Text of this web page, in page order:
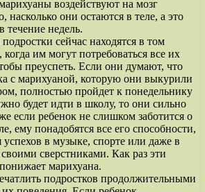
воздействуют на мозг
насколько они остаются в теле, а это
течение недель.
сейчас находятся в том
им могут потребоваться все их
преуспеть. Если они думают, что
с марихуаной, которую они выкурили
полностью пройдет к понедельнику
будет идти в школу, то они сильно
если ребенок не слишком заботится о
ему понадобятся все его способности,
успехов в музыке, спорте или даже в
сверстниками. Как раз эти
марихуана.
подростков продолжительными